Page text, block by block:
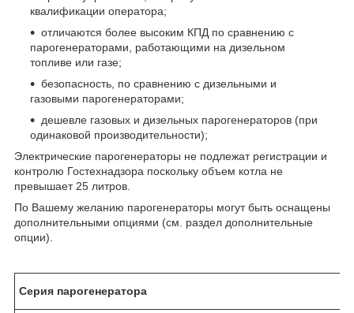
квалификации оператора;
отличаются более высоким КПД по сравнению с
парогенераторами, работающими на дизельном
топливе или газе;
безопасность, по сравнению с дизельными и
газовыми парогенераторами;
дешевле газовых и дизельных парогенераторов (при
одинаковой производительности);
Электрические парогенераторы не подлежат регистрации и
контролю Гостехнадзора поскольку объем котла не
превышает 25 литров.
По Вашему желанию парогенераторы могут быть оснащены
дополнительными опциями (см. раздел дополнительные
опции).
Серия парогенератора